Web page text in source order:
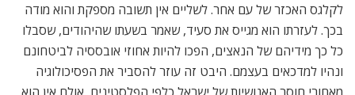
לקלגס האכזר של עם אחר. לשליים אין תשובה מספקת והוא מודה
בכך. לעזרתו הוא מגייס את סעיד, שאמר בשעתו שהיהודים, שסבלו
כל כך מידיהם של הנאצים, הפכו להיות אחוזי אובססיה לביטחונם
ונהיו למדכאים בעצמם. היבט זה עוזר להסביר את הפסיכולוגיה